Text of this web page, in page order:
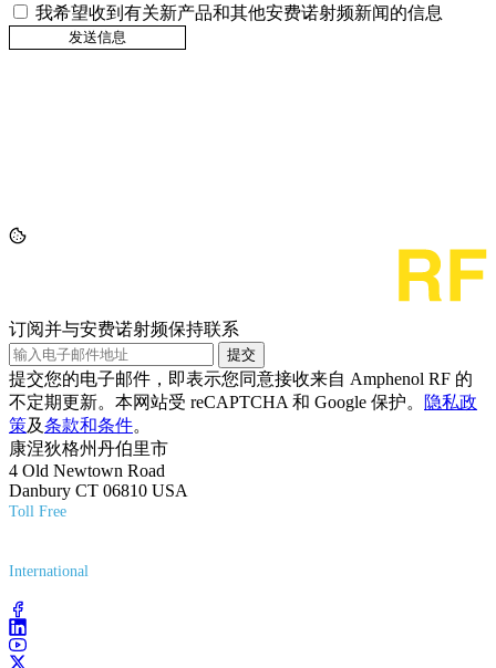
我希望收到有关新产品和其他安费诺射频新闻的信息
订阅并与安费诺射频保持联系
提交
提交您的电子邮件，即表示您同意接收来自 Amphenol RF 的
不定期更新。本网站受 reCAPTCHA 和 Google 保护。
隐私政
策及条款和条件。
康涅狄格州丹伯里市
4 Old Newtown Road
Danbury CT 06810 USA
Toll Free
International